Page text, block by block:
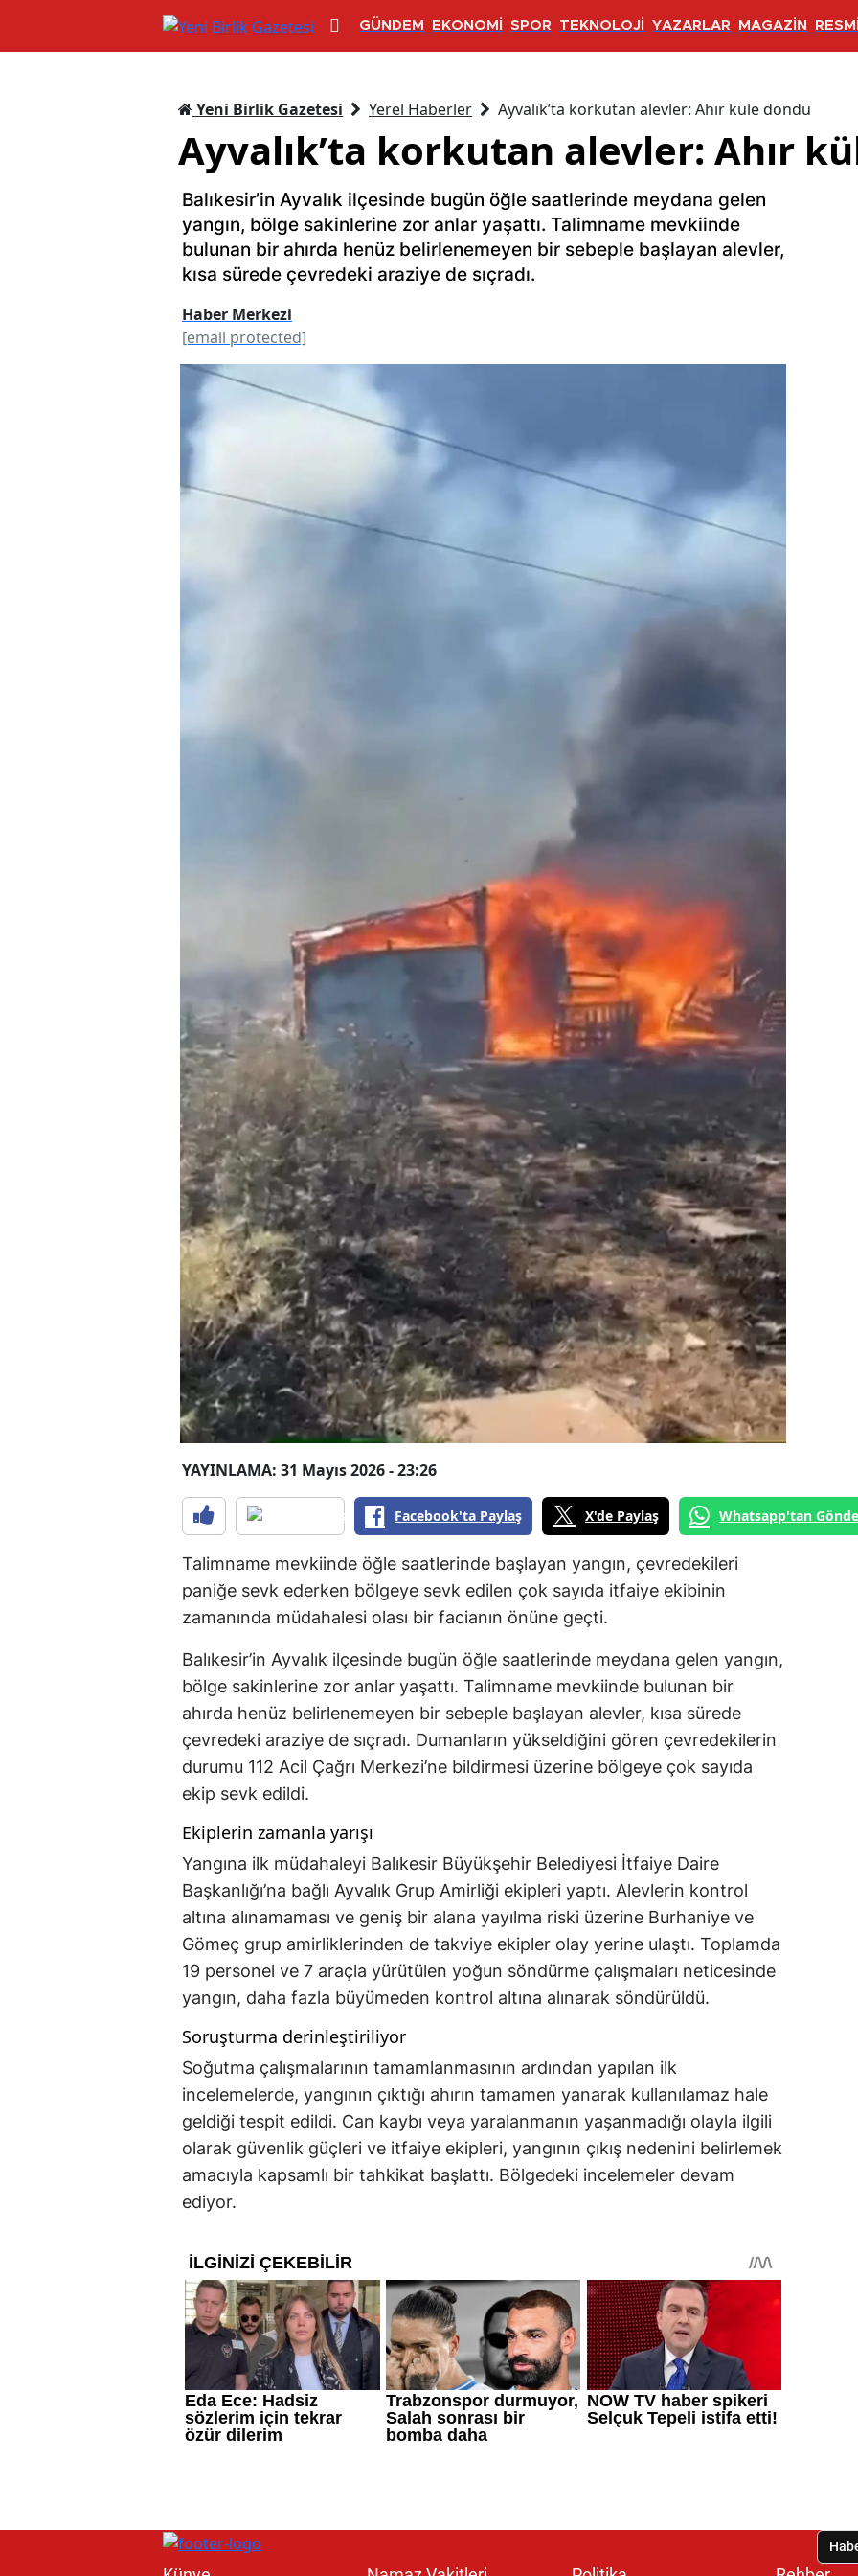
GÜNDEM EKONOMİ SPOR TEKNOLOJİ YAZARLAR MAGAZİN
Yeni Birlik Gazetesi Yerel Haberler Ayvalık’ta korkutan alevler: Ahır küle döndü
Ayvalık’ta korkutan alevler: Ahır
Balıkesir’in Ayvalık ilçesinde bugün öğle saatlerinde meydana gelen
yangın, bölge sakinlerine zor anlar yaşattı. Talimname mevkiinde
bulunan bir ahırda henüz belirlenemeyen bir sebeple başlayan alevler,
kısa sürede çevredeki araziye de sıçradı.
Haber Merkezi
[email protected]
YAYINLAMA: 31 Mayıs 2026 - 23:26
Facebook'ta Paylaş X'de Paylaş Whatsapp'tan
Talimname mevkiinde öğle saatlerinde başlayan yangın, çevredekileri
paniğe sevk ederken bölgeye sevk edilen çok sayıda itfaiye ekibinin
zamanında müdahalesi olası bir facianın önüne geçti.
Balıkesir’in Ayvalık ilçesinde bugün öğle saatlerinde meydana gelen yangın,
bölge sakinlerine zor anlar yaşattı. Talimname mevkiinde bulunan bir
ahırda henüz belirlenemeyen bir sebeple başlayan alevler, kısa sürede
çevredeki araziye de sıçradı. Dumanların yükseldiğini gören çevredekilerin
durumu 112 Acil Çağrı Merkezi’ne bildirmesi üzerine bölgeye çok sayıda
ekip sevk edildi.
Ekiplerin zamanla yarışı
Yangına ilk müdahaleyi Balıkesir Büyükşehir Belediyesi İtfaiye Daire
Başkanlığı’na bağlı Ayvalık Grup Amirliği ekipleri yaptı. Alevlerin kontrol
altına alınamaması ve geniş bir alana yayılma riski üzerine Burhaniye ve
Gömeç grup amirliklerinden de takviye ekipler olay yerine ulaştı. Toplamda
19 personel ve 7 araçla yürütülen yoğun söndürme çalışmaları neticesinde
yangın, daha fazla büyümeden kontrol altına alınarak söndürüldü.
Soruşturma derinleştiriliyor
Soğutma çalışmalarının tamamlanmasının ardından yapılan ilk
incelemelerde, yangının çıktığı ahırın tamamen yanarak kullanılamaz hale
geldiği tespit edildi. Can kaybı veya yaralanmanın yaşanmadığı olayla ilgili
olarak güvenlik güçleri ve itfaiye ekipleri, yangının çıkış nedenini belirlemek
amacıyla kapsamlı bir tahkikat başlattı. Bölgedeki incelemeler devam
ediyor.